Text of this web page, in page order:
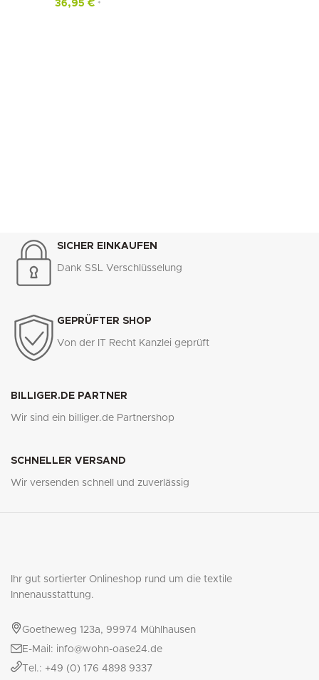
36,95 € *
SICHER EINKAUFEN
Dank SSL Verschlüsselung
GEPRÜFTER SHOP
Von der IT Recht Kanzlei geprüft
BILLIGER.DE PARTNER
Wir sind ein billiger.de Partnershop
SCHNELLER VERSAND
Wir versenden schnell und zuverlässig
Ihr gut sortierter Onlineshop rund um die textile
Innenausstattung.
Goetheweg 123a, 99974 Mühlhausen
E-Mail: info@wohn-oase24.de
Tel.: +49 (0) 176 4898 9337